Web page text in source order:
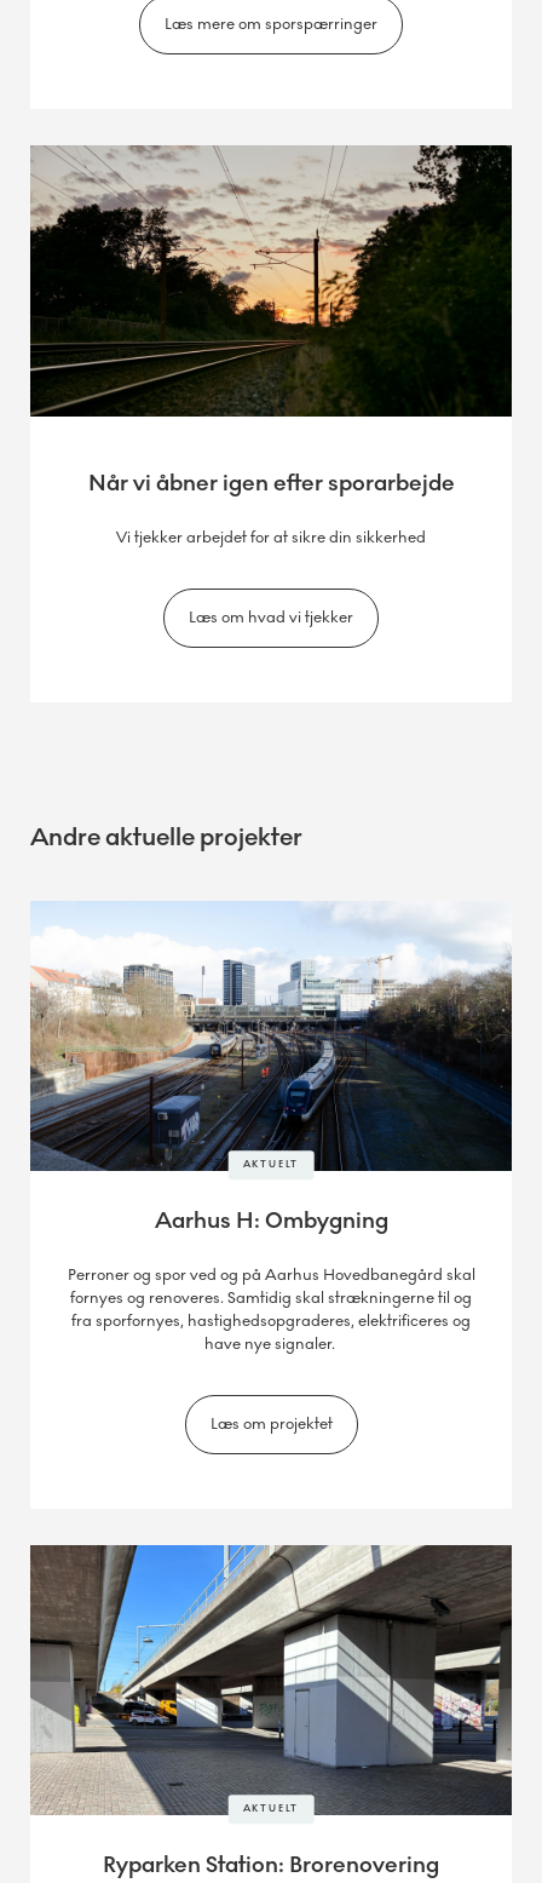
Læs mere om sporspærringer
Når vi åbner igen efter sporarbejde
Vi tjekker arbejdet for at sikre din sikkerhed
Læs om hvad vi tjekker
Andre aktuelle projekter
AKTUELT
Aarhus H: Ombygning
Perroner og spor ved og på Aarhus Hovedbanegård skal
fornyes og renoveres. Samtidig skal strækningerne til og
fra sporfornyes, hastighedsopgraderes, elektrificeres og
have nye signaler.
Læs om projektet
AKTUELT
Ryparken Station: Brorenovering